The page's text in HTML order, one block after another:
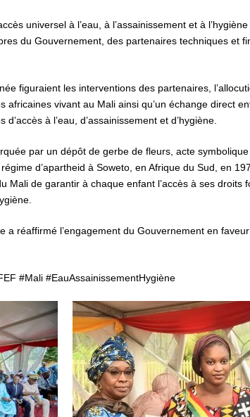
universel à l’eau, à l’assainissement et à
du Gouvernement, des partenaires techniques et
figuraient les interventions des partenaires,
africaines vivant au Mali ainsi qu’un échange direct
à l’eau, d’assainissement et d’hygiène.
par un dépôt de gerbe de fleurs, acte
d’apartheid à Soweto, en Afrique du Sud, en
Mali de garantir à chaque enfant l’accès à ses droits
a réaffirmé l’engagement du Gouvernement en
#Mali #EauAssainissementHygiène